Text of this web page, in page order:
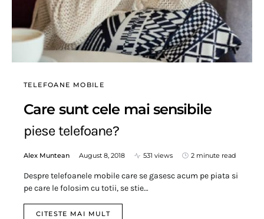
TELEFOANE MOBILE
Care sunt cele mai sensibile
piese telefoane?
Alex Muntean August 8, 2018 531 views 2 minute read
Despre telefoanele mobile care se gasesc acum pe piata si
pe care le folosim cu totii, se stie…
CITESTE MAI MULT